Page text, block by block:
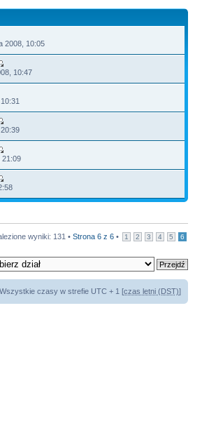
2008, 10:05
10:47
21:09
wyniki: 131 • Strona 6 z 6 • 1 2 3 4 5 6
czasy w strefie UTC + 1 [czas letni (DST)]